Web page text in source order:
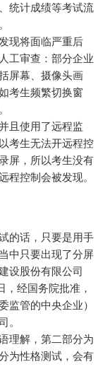
统计成绩等考试流
现将面临严重后
工审查：部分企业
屏幕、摄像头画
考生频繁切换窗
且使用了远程监
考生无法开远程控
屏，所以考生没有
程控制会被发现。
的话，只要是用手
中只要出现了分屏
设股份有限公司
，经国务院批准，
监管的中央企业）
。
理解，第二部分为
为性格测试，会有